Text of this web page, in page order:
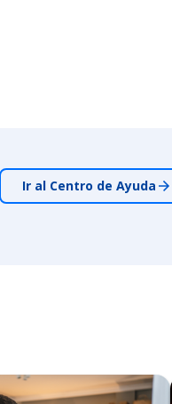
Ir al Centro de Ayuda